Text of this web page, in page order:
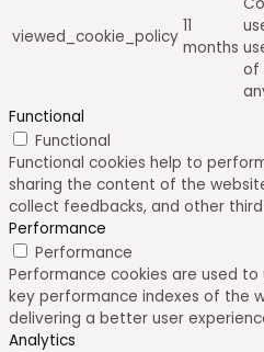
viewed_cookie_policy
11
months
of
Functional
Functional
Functional cookies help to
sharing the content of the
collect feedbacks, and other
Performance
Performance
Performance cookies are used
key performance indexes of the
delivering a better user
Analytics